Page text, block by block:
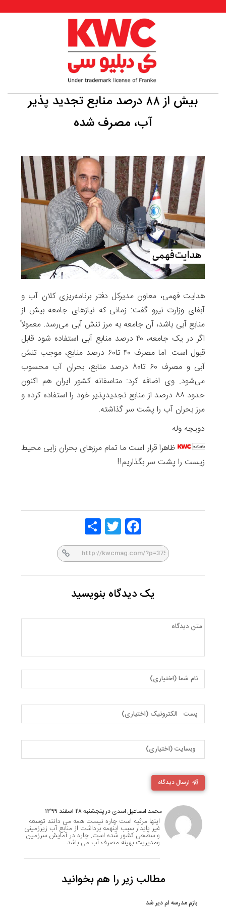
بیش از ۸۸ درصد منابع تجدید پذیر
آب، مصرف شده
هدایت فهمی، معاون مدیرکل دفتر برنامه‌ریزی کلان آب و
آبفای وزارت نیرو گفت: زمانی که نیازهای جامعه بیش از
منابع آبی باشد، آن جامعه به مرز تنش آبی می‌رسد. معمولاً
اگر در یک جامعه، ۴۰ درصد منابع آبی استفاده شود قابل
‌قبول است. اما مصرف ۴۰ تا۶۰ درصد منابع، موجب تنش
آبی و مصرف ۶۰ تا۸۰ درصد منابع، بحران آب محسوب
می‌شود. وی اضافه کرد: متاسفانه کشور ایران هم اکنون
حدود ۸۸ درصد از منابع تجدیدپذیر خود را استفاده کرده و
مرز بحران آب را پشت سر گذاشته.
دویچه وله
ظاهرا قرار است ما تمام مرزهای بحران زایی محیط
زیست را پشت سر بگذاریم!!
Face
Twitt
یک دیدگاه بنویسید
ارسال دیدگاه
محمد اسماعیل اسدی در پنجشنبه ۲۸ اسفند ۱۳۹۹
اینها مرثیه است چاره نیست همه می دانند توسعه
غیر پایدار سبب اینهمه برداشت از منابع آب زیرزمینی
و سطحی کشور شده است. چاره در آمایش سرزمین
و‌مدیریت بهینه مصرف آب می باشد
مطالب زیر را هم بخوانید
بازم مدرسه ام دیر شد